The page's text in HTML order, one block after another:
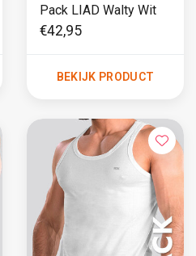
Pack LIAD Walty Wit
€42,95
BEKIJK PRODUCT